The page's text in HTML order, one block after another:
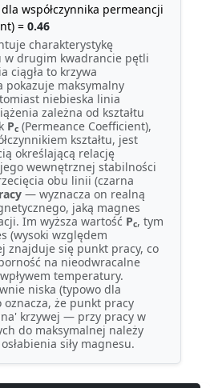
współczynnika permeancji
= 0.46
charakterystykę
w drugim kwadrancie pętli
ciągła to krzywa
pokazuje maksymalny
niebieska linia
zależna od kształtu
Pc (Permeance Coefficient),
kształtu, jest
określającą relację
wewnętrznej stabilności
obu linii (czarna
— wyznacza on realną
jaką magnes
Im wyższa wartość Pc, tym
(wysoki względem
znajduje się punkt pracy, co
na nieodwracalne
temperatury.
niska (typowo dla
oznacza, że punkt pracy
krzywej — przy pracy w
do maksymalnej należy
siły magnesu.